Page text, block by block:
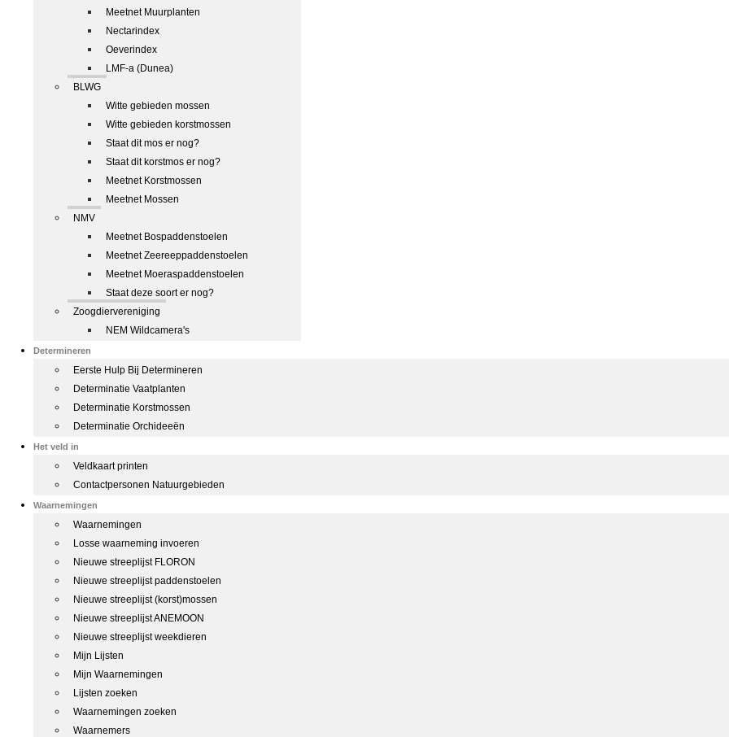
Meetnet Muurplanten
Nectarindex
Oeverindex
LMF-a (Dunea)
BLWG
Witte gebieden mossen
Witte gebieden korstmossen
Staat dit mos er nog?
Staat dit korstmos er nog?
Meetnet Korstmossen
Meetnet Mossen
NMV
Meetnet Bospaddenstoelen
Meetnet Zeereeppaddenstoelen
Meetnet Moeraspaddenstoelen
Staat deze soort er nog?
Zoogdiervereniging
NEM Wildcamera's
Determineren
Eerste Hulp Bij Determineren
Determinatie Vaatplanten
Determinatie Korstmossen
Determinatie Orchideeën
Het veld in
Veldkaart printen
Contactpersonen Natuurgebieden
Waarnemingen
Waarnemingen
Losse waarneming invoeren
Nieuwe streeplijst FLORON
Nieuwe streeplijst paddenstoelen
Nieuwe streeplijst (korst)mossen
Nieuwe streeplijst ANEMOON
Nieuwe streeplijst weekdieren
Mijn Lijsten
Mijn Waarnemingen
Lijsten zoeken
Waarnemingen zoeken
Waarnemers